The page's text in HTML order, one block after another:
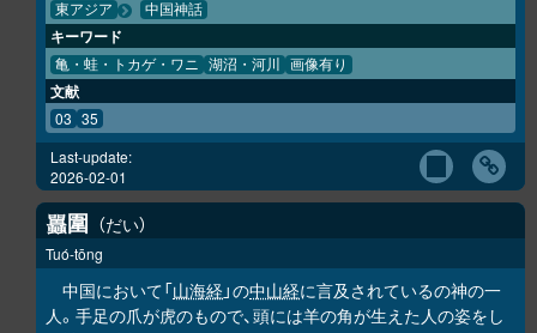
東アジア 中国神話
キーワード
亀・蛙・トカゲ・ワニ 湖沼・河川 画像有り
文献
03 35
Last-update:
2026-02-01
𧕛圍 だい
Tuó-tōng
中国において「山海経 」の中山経に言及されているの神の一
人。手足の爪が虎のもので、頭には羊の角が生えた人の姿をし